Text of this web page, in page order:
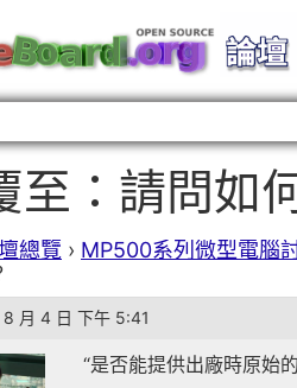
至：請問如
總覽 › MP500系列微型電腦
月 4 日 下午 5:41
“是否能提供出廠時原始